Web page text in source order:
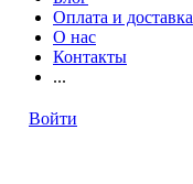
Оплата и доставка
О нас
Контакты
...
Войти